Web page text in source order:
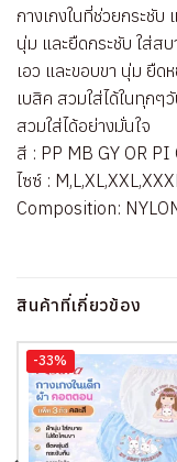
กางเกงในที่ช่วยกระชับ
นุ่ม และยืดกระชับ ใส่ส
เอว และขอบขา นุ่ม ยืด
เบสิค สวมใส่ได้ในทุก
สวมใส่ได้อย่างมั่นใจ
สี : PP MB GY OR PI
ไซซ์ : M,L,XL,XXL,XXXL
Composition:
สินค้าที่เกี่ยวข้อง
-33%